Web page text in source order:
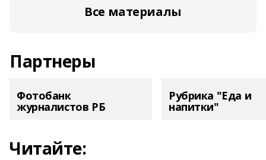
Все материалы
Партнеры
Фотобанк
журналистов РБ
Рубрика "Еда и
напитки"
Читайте: